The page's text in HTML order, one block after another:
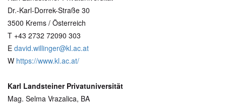
Dr.-Karl-Dorrek-Straße 30
3500 Krems / Österreich
T +43 2732 72090 303
E david.willinger@kl.ac.at
W https://www.kl.ac.at/
Karl Landsteiner Privatuniversität
Mag. Selma Vrazalica, BA